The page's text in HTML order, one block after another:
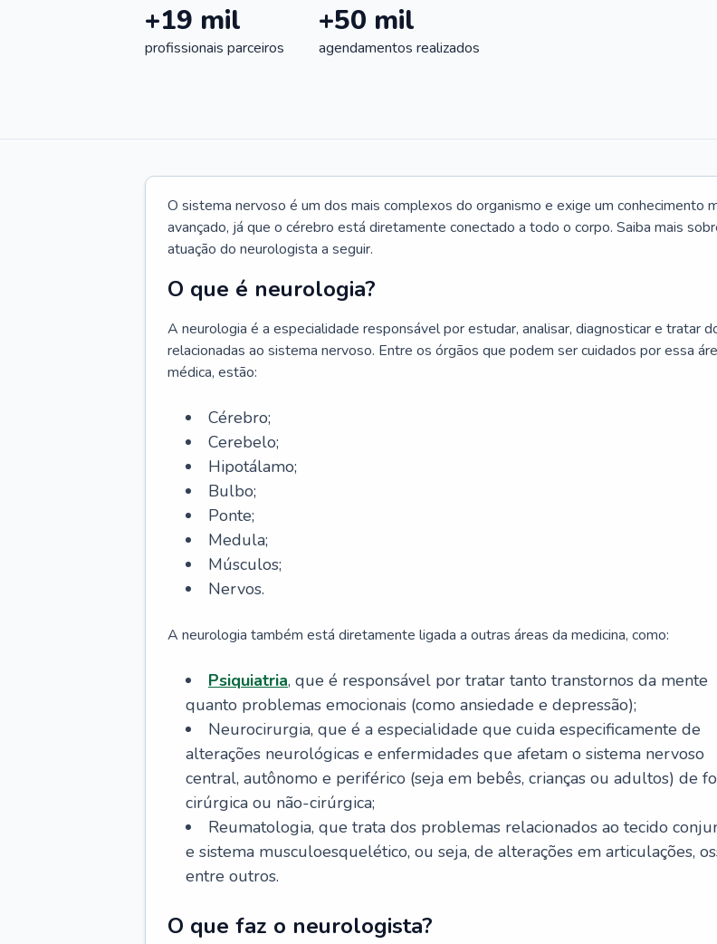
+19 mil
profissionais parceiros
+50 mil
agendamentos realizados
O sistema nervoso é um dos mais complexos do organismo e exige um conhecimento
avançado, já que o cérebro está diretamente conectado a todo o corpo. Saiba mais
atuação do neurologista a seguir.
O que é neurologia?
A neurologia é a especialidade responsável por estudar, analisar, diagnosticar e tratar
relacionadas ao sistema nervoso. Entre os órgãos que podem ser cuidados por essa
médica, estão:
Cérebro;
Cerebelo;
Hipotálamo;
Bulbo;
Ponte;
Medula;
Músculos;
Nervos.
A neurologia também está diretamente ligada a outras áreas da medicina, como:
Psiquiatria, que é responsável por tratar tanto transtornos da mente
quanto problemas emocionais (como ansiedade e depressão);
Neurocirurgia, que é a especialidade que cuida especificamente de
alterações neurológicas e enfermidades que afetam o sistema nervoso
central, autônomo e periférico (seja em bebês, crianças ou adultos) de
cirúrgica ou não-cirúrgica;
Reumatologia, que trata dos problemas relacionados ao tecido
e sistema musculoesquelético, ou seja, de alterações em articulações,
entre outros.
O que faz o neurologista?